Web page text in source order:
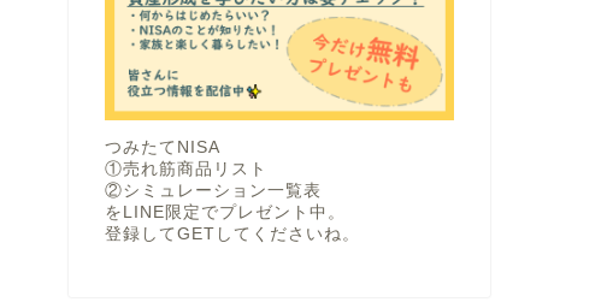
つみたてNISA
①売れ筋商品リスト
②シミュレーション一覧表
をLINE限定でプレゼント中。
登録してGETしてくださいね。